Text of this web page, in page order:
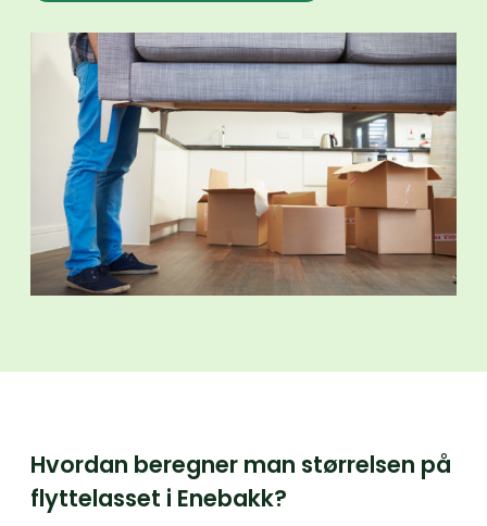
Hvordan beregner man størrelsen på
flyttelasset i Enebakk?